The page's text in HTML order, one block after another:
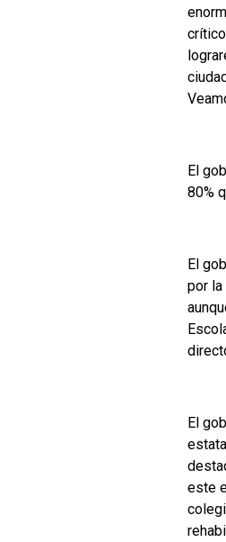
El
80%
El
por la
El
este